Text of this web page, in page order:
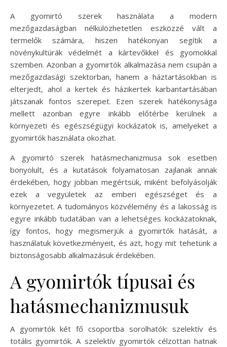
A gyomirtó szerek használata a modern
mezőgazdaságban nélkülözhetetlen eszközzé vált a
termelők számára, hiszen hatékonyan segítik a
növénykultúrák védelmét a kártevőkkel és gyomokkal
szemben. Azonban a gyomirtók alkalmazása nem csupán a
mezőgazdasági szektorban, hanem a háztartásokban is
elterjedt, ahol a kertek és házikertek karbantartásában
játszanak fontos szerepet. Ezen szerek hatékonysága
mellett azonban egyre inkább előtérbe kerülnek a
környezeti és egészségügyi kockázatok is, amelyeket a
gyomirtók használata okozhat.
A gyomirtó szerek hatásmechanizmusa sok esetben
bonyolult, és a kutatások folyamatosan zajlanak annak
érdekében, hogy jobban megértsük, miként befolyásolják
ezek a vegyületek az emberi egészséget és a
környezetet. A tudományos közvélemény és a lakosság is
egyre inkább tudatában van a lehetséges kockázatoknak,
így fontos, hogy megismerjük a gyomirtók hatását, a
használatuk következményeit, és azt, hogy mit tehetünk a
biztonságosabb alkalmazásuk érdekében.
A gyomirtók típusai és
hatásmechanizmusuk
A gyomirtók két fő csoportba sorolhatók: szelektív és
totális gyomirtók. A szelektív gyomirtók célzottan hatnak